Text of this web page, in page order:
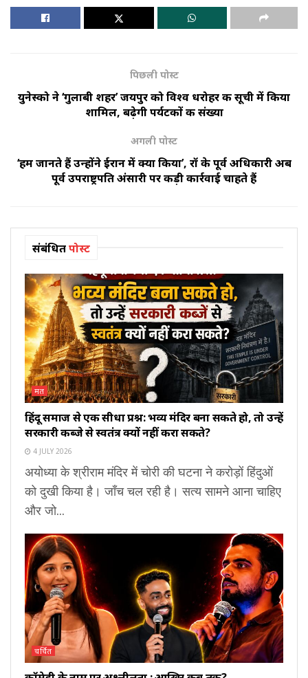
पिछली पोस्ट
युनेस्को ने ‘गुलाबी शहर’ जयपुर को विश्व धरोहर की सूची में किया
शामिल, बढ़ेगी पर्यटकों की संख्या
अगली पोस्ट
‘हम जानते हैं उन्होंने ईरान में क्या किया’, रॉ के पूर्व अधिकारी अब
पूर्व उपराष्ट्रपति अंसारी पर कड़ी कार्रवाई चाहते हैं
संबंधितपोस्ट
मत
हिंदू समाज से एक सीधा प्रश्न: भव्य मंदिर बना सकते हो, तो उन्हें
सरकारी कब्जे से स्वतंत्र क्यों नहीं करा सकते?
4 JULY 2026
अयोध्या के श्रीराम मंदिर में चोरी की घटना ने करोड़ों हिंदुओं
को दुखी किया है। जाँच चल रही है। सत्य सामने आना चाहिए
और जो...
चर्चित